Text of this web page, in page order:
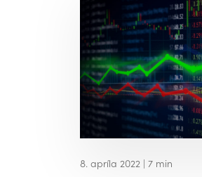
8. apríla 2022 | 7 min